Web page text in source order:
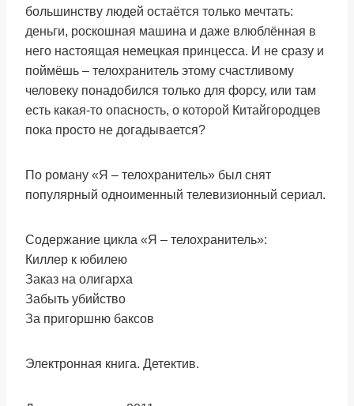
большинству людей остаётся только мечтать:
деньги, роскошная машина и даже влюблённая в
него настоящая немецкая принцесса. И не сразу и
поймёшь – телохранитель этому счастливому
человеку понадобился только для форсу, или там
есть какая-то опасность, о которой Китайгородцев
пока просто не догадывается?
По роману «Я – телохранитель» был снят
популярный одноименный телевизионный сериал.
Содержание цикла «Я – телохранитель»:
Киллер к юбилею
Заказ на олигарха
Забыть убийство
За пригоршню баксов
Электронная книга. Детектив.